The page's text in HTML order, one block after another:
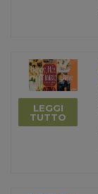
LEGGI
TUTTO